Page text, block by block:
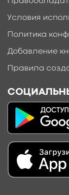
Условия
Политика
Добавление
Правила